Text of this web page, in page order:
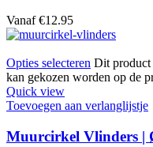
Vanaf €12.95
Opties selecteren Dit product
kan gekozen worden op de
Quick view
Toevoegen aan verlanglijstje
Muurcirkel Vlinders |